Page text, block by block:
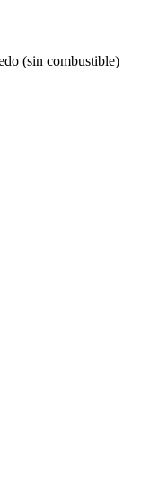
(sin combustible)